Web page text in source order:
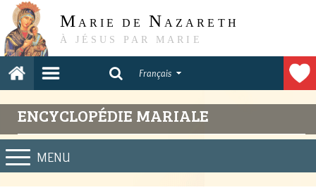
M ARIE DE N AZARETH
À JÉSUS PAR MARIE
Français
ENCYCLOPÉDIE MARIALE
MENU